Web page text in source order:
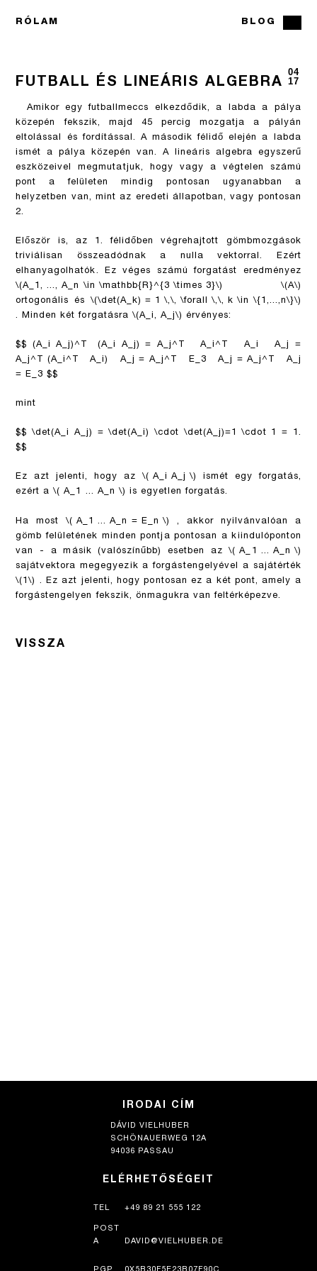
RÓLAM BLOG
FUTBALL ÉS LINEÁRIS ALGEBRA
04
17
Amikor egy futballmeccs elkezdődik, a labda a pálya
közepén fekszik, majd 45 percig mozgatja a pályán
eltolással és fordítással. A második félidő elején a labda
ismét a pálya közepén van. A lineáris algebra egyszerű
eszközeivel megmutatjuk, hogy vagy a végtelen számú
pont a felületen mindig pontosan ugyanabban a
helyzetben van, mint az eredeti állapotban, vagy pontosan
2.
Először is, az 1. félidőben végrehajtott gömbmozgások
triviálisan összeadódnak a nulla vektorral. Ezért
elhanyagolhatók. Ez véges számú forgatást eredményez
\(A_1, ..., A_n \in \mathbb{R}^{3 \times 3}\)
\(A\)
ortogonális és\(\det(A_k) = 1 \,\, \forall \,\, k \in \{1,...,n\}\)
. Minden két forgatásra \(A_i, A_j\) érvényes:
$$ (A_i A_j)^T (A_i A_j) = A_j^T A_i^T A_i A_j =
A_j^T (A_i^T A_i) A_j = A_j^T E_3 A_j = A_j^T A_j
= E_3 $$
mint
$$ \det(A_i A_j) = \det(A_i) \cdot \det(A_j)=1 \cdot 1 = 1.
$$
Ez azt jelenti, hogy az \( A_i A_j \)
ismét egy forgatás,
ezért a\( A_1 ... A_n \) is egyetlen forgatás.
Ha most\( A_1 ... A_n = E_n \)
, akkor nyilvánvalóan a
gömb felületének minden pontja pontosan a kiindulóponton
van - a másik (valószínűbb) esetben az\( A_1 ... A_n \)
sajátvektora megegyezik a forgástengelyével a sajátérték
\(1\)
. Ez azt jelenti, hogy pontosan ez a két pont, amely a
forgástengelyen fekszik, önmagukra van feltérképezve.
VISSZA
IRODAI CÍM
DÁVID VIELHUBER
SCHÖNAUERWEG 12A
94036 PASSAU
ELÉRHETŐSÉGEIT
TEL +49 89 21 555 122
POST
A
DAVID@VIELHUBER.DE